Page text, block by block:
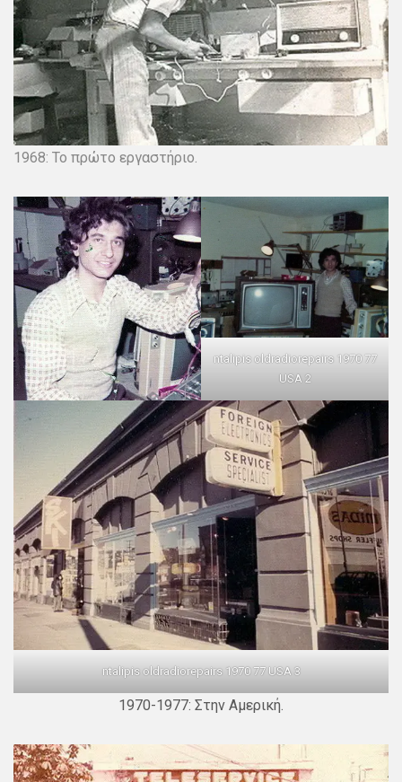
1968: Το πρώτο εργαστήριο.
ntalipis oldradiorepairs 1970 77
USA 2
ntalipis oldradiorepairs 1970 77 USA 3
1970-1977: Στην Αμερική.